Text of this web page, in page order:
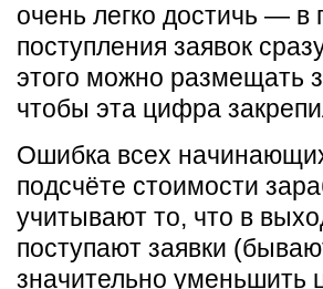
очень легко достичь —
поступления заявок
этого можно размещать
чтобы эта цифра
Ошибка всех
подсчёте стоимости
учитывают то, что в
поступают заявки
значительно уменьшить